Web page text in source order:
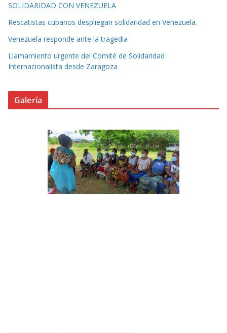
SOLIDARIDAD CON VENEZUELA
Rescatistas cubanos despliegan solidaridad en Venezuela.
Venezuela responde ante la tragedia
Llamamiento urgente del Comité de Solidaridad
Internacionalista desde Zaragoza
Galería